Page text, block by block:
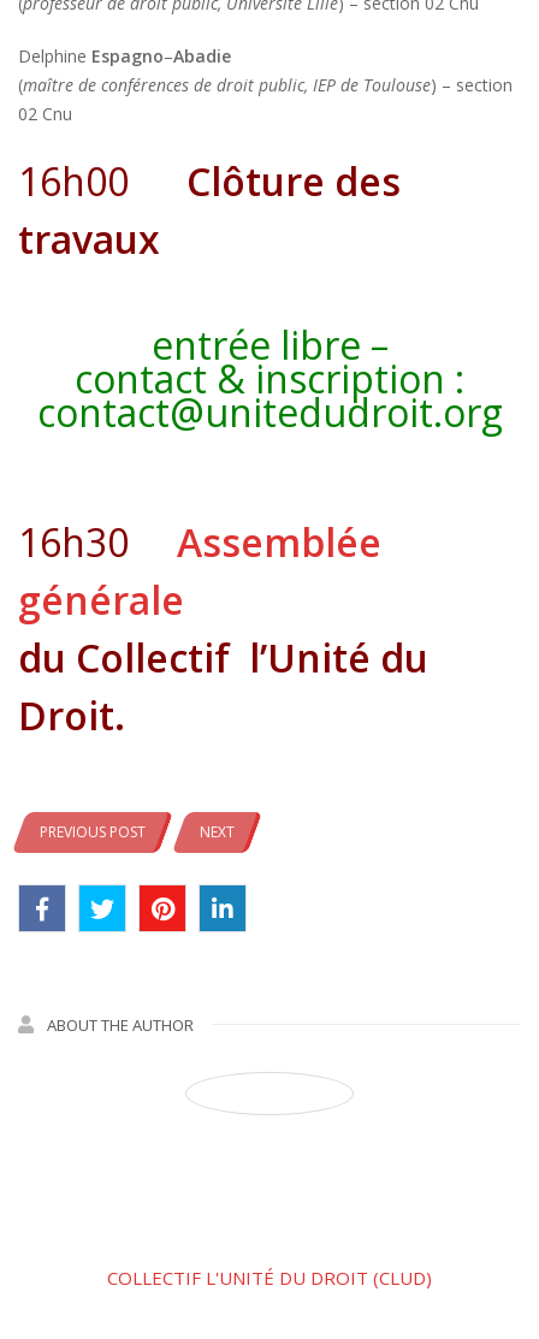
Delphine Espagno–Abadie
(maître de conférences de droit public, IEP de Toulouse) – section
02 Cnu
16h00 Clôture des
travaux
entrée libre –
contact & inscription :
contact@unitedudroit.org
16h30 Assemblée
générale
du Collectif l’Unité du
Droit.
PREVIOUS POST NEXT
ABOUT THE AUTHOR
COLLECTIF L'UNITÉ DU DROIT (CLUD)